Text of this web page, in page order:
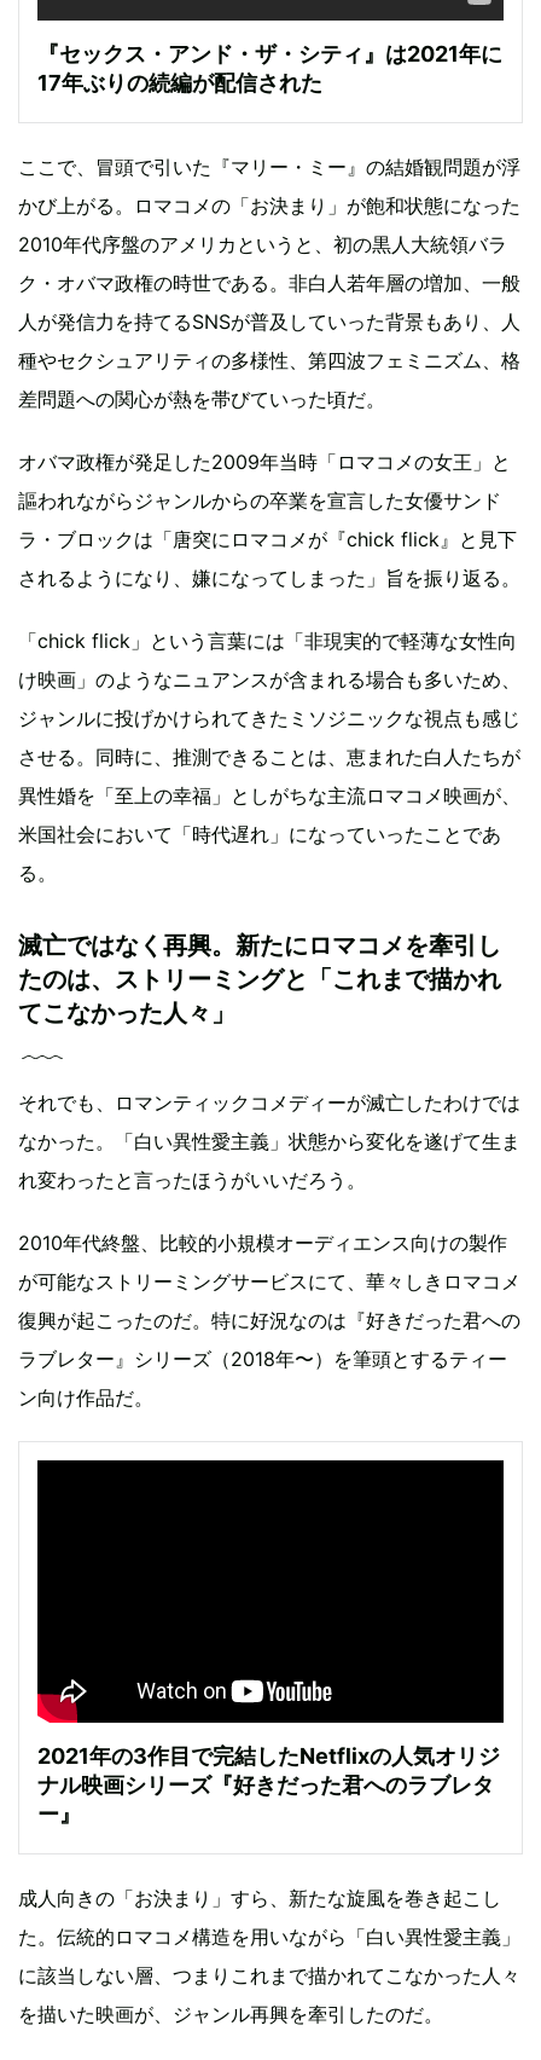
『セックス・アンド・ザ・シティ』は2021年に
17年ぶりの続編が配信された
ここで、冒頭で引いた『マリー・ミー』の結婚観問題が浮
かび上がる。ロマコメの「お決まり」が飽和状態になった
2010年代序盤のアメリカというと、初の黒人大統領バラ
ク・オバマ政権の時世である。非白人若年層の増加、一般
人が発信力を持てるSNSが普及していった背景もあり、人
種やセクシュアリティの多様性、第四波フェミニズム、格
差問題への関心が熱を帯びていった頃だ。
オバマ政権が発足した2009年当時「ロマコメの女王」と
謳われながらジャンルからの卒業を宣言した女優サンド
ラ・ブロックは「唐突にロマコメが『chick flick』と見下
されるようになり、嫌になってしまった」旨を振り返る。
「chick flick」という言葉には「非現実的で軽薄な女性向
け映画」のようなニュアンスが含まれる場合も多いため、
ジャンルに投げかけられてきたミソジニックな視点も感じ
させる。同時に、推測できることは、恵まれた白人たちが
異性婚を「至上の幸福」としがちな主流ロマコメ映画が、
米国社会において「時代遅れ」になっていったことであ
る。
滅亡ではなく再興。新たにロマコメを牽引し
たのは、ストリーミングと「これまで描かれ
てこなかった人々」
それでも、ロマンティックコメディーが滅亡したわけでは
なかった。「白い異性愛主義」状態から変化を遂げて生ま
れ変わったと言ったほうがいいだろう。
2010年代終盤、比較的小規模オーディエンス向けの製作
が可能なストリーミングサービスにて、華々しきロマコメ
復興が起こったのだ。特に好況なのは『好きだった君への
ラブレター』シリーズ（2018年〜）を筆頭とするティー
ン向け作品だ。
2021年の3作目で完結したNetflixの人気オリジ
ナル映画シリーズ『好きだった君へのラブレタ
ー』
成人向きの「お決まり」すら、新たな旋風を巻き起こし
た。伝統的ロマコメ構造を用いながら「白い異性愛主義」
に該当しない層、つまりこれまで描かれてこなかった人々
を描いた映画が、ジャンル再興を牽引したのだ。